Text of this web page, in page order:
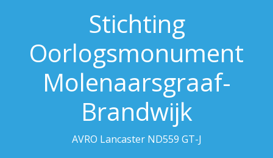
Stichting
Oorlogsmonument
Molenaarsgraaf-
Brandwijk
AVRO Lancaster ND559 GT-J